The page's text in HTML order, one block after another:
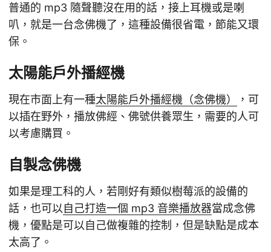
普通的 mp3 隨聲聽沒在用的話，接上耳機或是喇
叭，就是一台念佛機了，這種設備很省電，節能又環
保。
太陽能戶外播經機
現在市面上有一種太陽能戶外播經機（念佛機）
，可
以插在野外，播放佛經、佛號供養眾生，需要的人可
以考慮購買。
自製念佛機
如果是理工科的人，若剛好有類似樹莓派的設備的
話，也可以 自己打造一個 mp3 音樂播放器當成念佛
機，優點是可以自己做複雜的控制，但是缺點是成本
太高了。